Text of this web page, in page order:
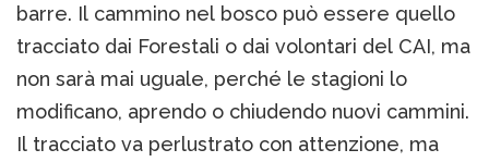
barre. Il cammino nel bosco può essere quello
tracciato dai Forestali o dai volontari del CAI, ma
non sarà mai uguale, perché le stagioni lo
modificano, aprendo o chiudendo nuovi cammini.
Il tracciato va perlustrato con attenzione, ma